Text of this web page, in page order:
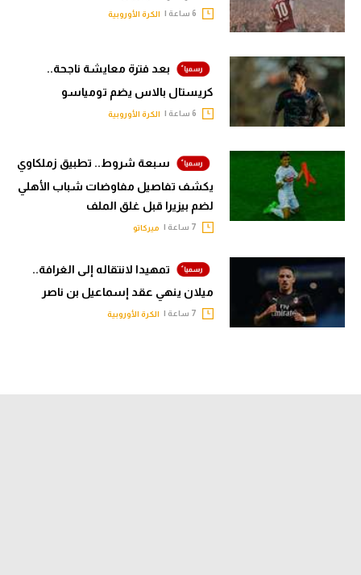
الكرة الأوروبية
بعد فترة معايشة ناجحة..
كريستال بالاس يضم تومياسو
الكرة الأوروبية
سبعة شروط.. تطبيق زملكاوي
يكشف تفاصيل مفاوضات شباب الأهلي
لضم بيزيرا قبل غلق الملف
ميركاتو
تمهيدا لانتقاله إلى الغرافة..
ميلان ينهي عقد إسماعيل بن ناصر
الكرة الأوروبية